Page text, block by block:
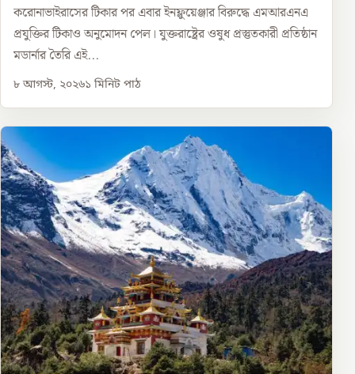
করোনাভাইরাসের টিকার পর এবার ইনফ্লুয়েঞ্জার বিরুদ্ধে এমআরএনএ
প্রযুক্তির টিকাও অনুমোদন পেল। যুক্তরাষ্ট্রের ওষুধ প্রস্তুতকারী প্রতিষ্ঠান
মডার্নার তৈরি এই...
৮ আগস্ট, ২০২৬১ মিনিট পাঠ